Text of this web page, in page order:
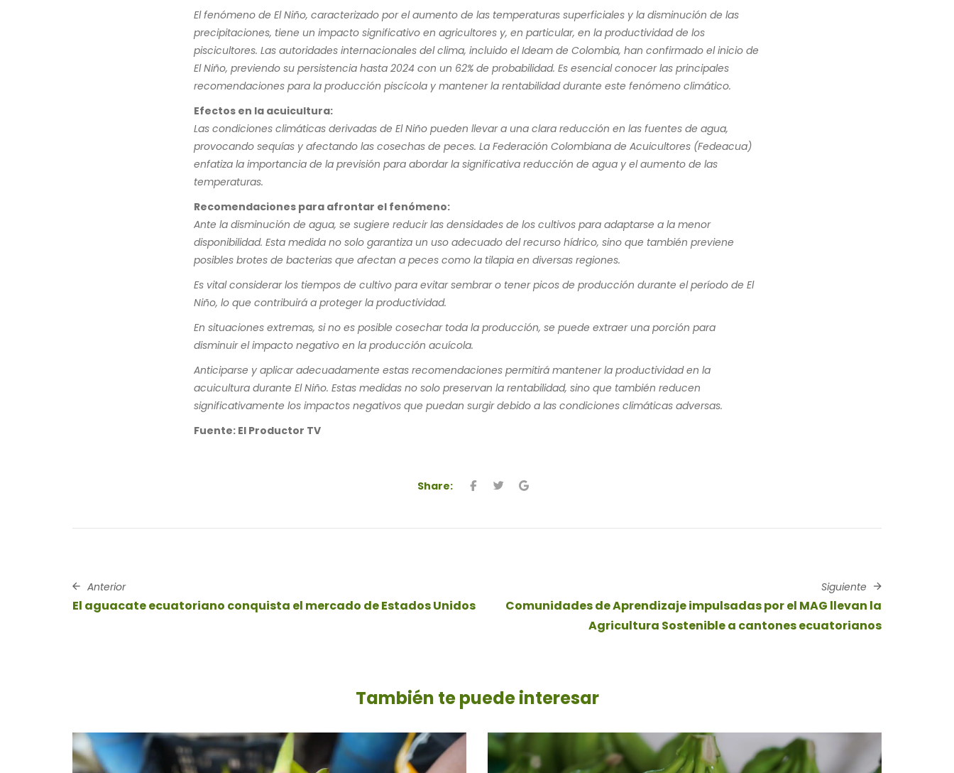
El fenómeno de El Niño, caracterizado por el aumento de las temperaturas superficiales y la disminución de las
precipitaciones, tiene un impacto significativo en agricultores y, en particular, en la productividad de los
piscicultores. Las autoridades internacionales del clima, incluido el Ideam de Colombia, han confirmado el inicio de
El Niño, previendo su persistencia hasta 2024 con un 62% de probabilidad. Es esencial conocer las principales
recomendaciones para la producción piscícola y mantener la rentabilidad durante este fenómeno climático.
Efectos en la acuicultura:
Las condiciones climáticas derivadas de El Niño pueden llevar a una clara reducción en las fuentes de agua,
provocando sequías y afectando las cosechas de peces. La Federación Colombiana de Acuicultores (Fedeacua)
enfatiza la importancia de la previsión para abordar la significativa reducción de agua y el aumento de las
temperaturas.
Recomendaciones para afrontar el fenómeno:
Ante la disminución de agua, se sugiere reducir las densidades de los cultivos para adaptarse a la menor
disponibilidad. Esta medida no solo garantiza un uso adecuado del recurso hídrico, sino que también previene
posibles brotes de bacterias que afectan a peces como la tilapia en diversas regiones.
Es vital considerar los tiempos de cultivo para evitar sembrar o tener picos de producción durante el período de El
Niño, lo que contribuirá a proteger la productividad.
En situaciones extremas, si no es posible cosechar toda la producción, se puede extraer una porción para
disminuir el impacto negativo en la producción acuícola.
Anticiparse y aplicar adecuadamente estas recomendaciones permitirá mantener la productividad en la
acuicultura durante El Niño. Estas medidas no solo preservan la rentabilidad, sino que también reducen
significativamente los impactos negativos que puedan surgir debido a las condiciones climáticas adversas.
Fuente: El Productor TV
Share:
Anterior
El aguacate ecuatoriano conquista el mercado de Estados Unidos
Siguiente
Comunidades de Aprendizaje impulsadas por el MAG llevan la
Agricultura Sostenible a cantones ecuatorianos
También te puedeinteresar